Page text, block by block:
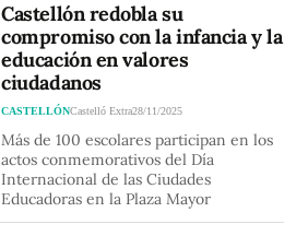
Castellón redobla su
compromiso con la infancia y la
educación en valores
ciudadanos
CASTELLÓNCastelló Extra28/11/2025
Más de 100 escolares participan en los
actos conmemorativos del Día
Internacional de las Ciudades
Educadoras en la Plaza Mayor